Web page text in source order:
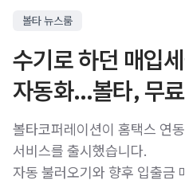
볼타 뉴스룸
수기로 하던 매입
자동화…볼타, 무
볼타코퍼레이션이 홈택스 연
서비스를 출시했습니다.
자동 불러오기와 향후 입출금